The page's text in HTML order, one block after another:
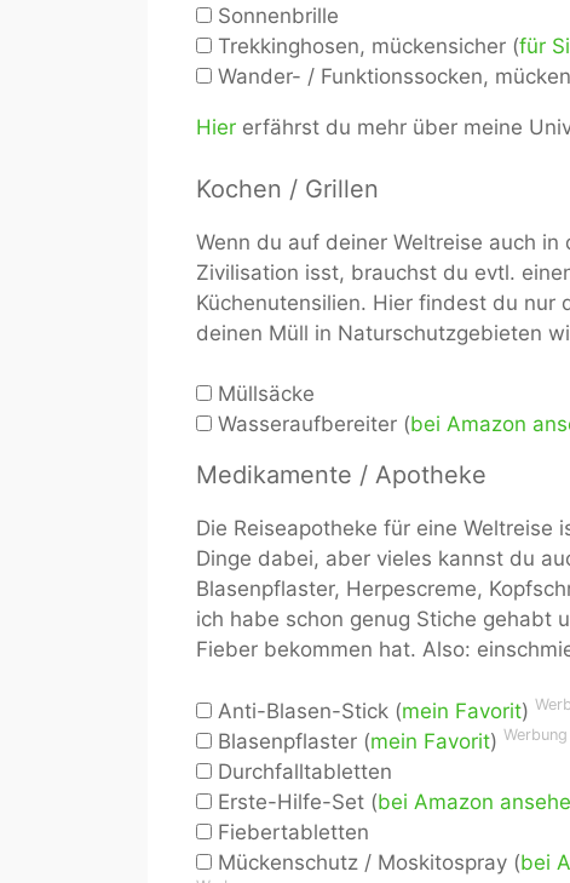
Sonnenbrille
Trekkinghosen, mückensicher (für
Wander- / Funktionssocken,
Hier erfährst du mehr über meine
Kochen / Grillen
Wenn du auf deiner Weltreise auch
Zivilisation isst, brauchst du evtl.
Küchenutensilien. Hier findest du nur
deinen Müll in Naturschutzgebieten
Müllsäcke
Wasseraufbereiter (bei Amazon
Medikamente / Apotheke
Die Reiseapotheke für eine Weltreise
Dinge dabei, aber vieles kannst du
Blasenpflaster, Herpescreme,
ich habe schon genug Stiche gehabt
Fieber bekommen hat. Also:
Anti-Blasen-Stick (mein Favorit)
Blasenpflaster (mein Favorit) Werbung
Durchfalltabletten
Erste-Hilfe-Set (bei Amazon
Fiebertabletten
Mückenschutz / Moskitospray (bei